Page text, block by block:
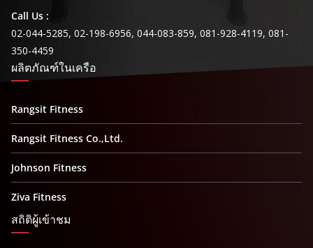
Call Us :
02-044-5285, 02-198-6956, 044-083-859, 081-928-4119, 081-
350-4459
ผลิตภัณฑ์ในเครือ
Rangsit Fitness
Rangsit Fitness Co.,Ltd.
Johnson Fitness
Ziva Fitness
สถิติผู้เข้าชม